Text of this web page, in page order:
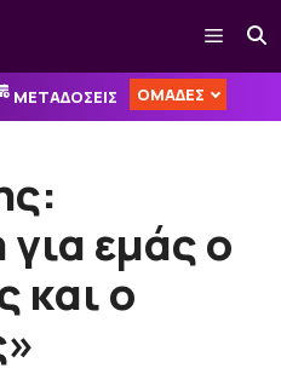
Μενού
ΜΕΤΑΔΟΣΕΙΣ ΟΜΑΔΕΣ
εμάς ο
και ο